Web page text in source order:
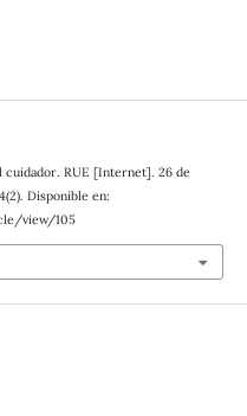
cuidador. RUE [Internet]. 26 de
Disponible en:
view/105